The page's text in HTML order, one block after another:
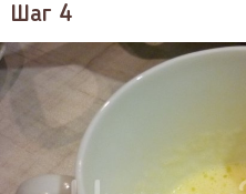
Шаг 4